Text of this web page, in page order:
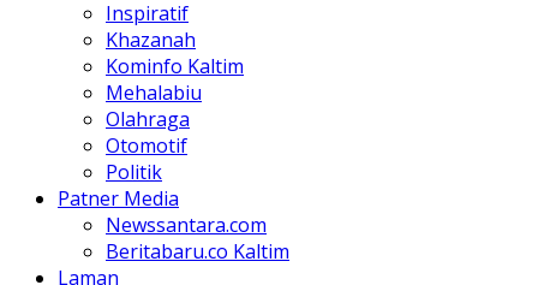
Inspiratif
Khazanah
Kominfo Kaltim
Mehalabiu
Olahraga
Otomotif
Politik
Patner Media
Newssantara.com
Beritabaru.co Kaltim
Laman